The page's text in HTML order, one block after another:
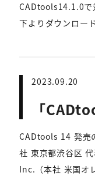
CADtools14.1.0で
下よりダウンロー
2023.09.20
「
CADtools 14 発売
社 東京都渋谷区
Inc.（本社 米国